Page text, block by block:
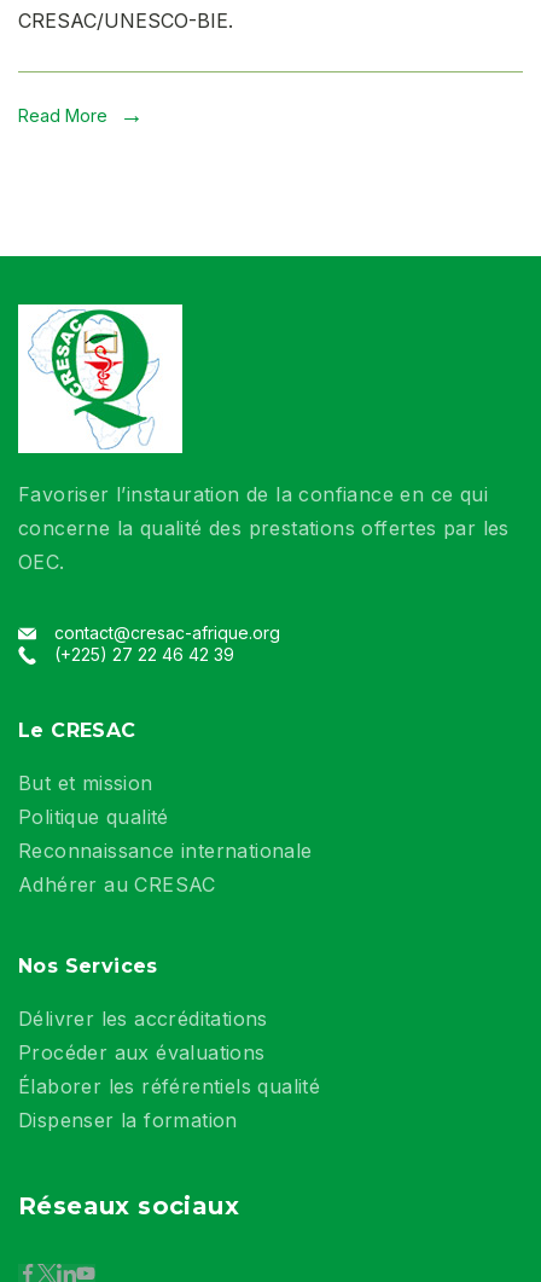
CRESAC/UNESCO-BIE.
Read More
Favoriser l’instauration de la confiance en ce qui
concerne la qualité des prestations offertes par les
OEC.
contact@cresac-afrique.org
(+225) 27 22 46 42 39
Le CRESAC
But et mission
Politique qualité
Reconnaissance internationale
Adhérer au CRESAC
Nos Services
Délivrer les accréditations
Procéder aux évaluations
Élaborer les référentiels qualité
Dispenser la formation
Réseaux sociaux